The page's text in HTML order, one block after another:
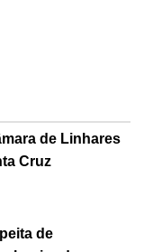
de Linhares
Cruz
de